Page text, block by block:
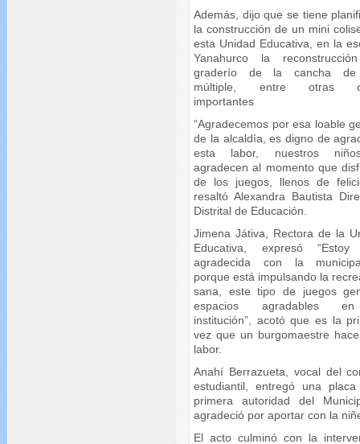
Además, dijo que se tiene
la construcción de un mini
esta Unidad Educativa, en la
Yanahurco la
graderío de la cancha
múltiple, entre otras
importantes
“Agradecemos por esa loable
de la alcaldía, es digno de
esta labor, nuestros
agradecen al momento que
de los juegos, llenos de
resaltó Alexandra Bautista
Distrital de Educación.
Jimena Játiva, Rectora de la
Educativa, expresó “Estoy
agradecida con la
porque está impulsando la
sana, este tipo de juegos
espacios agradables
institución”, acotó que es la
vez que un burgomaestre
labor.
Anahí Berrazueta, vocal del
estudiantil, entregó una
primera autoridad del
agradeció por aportar con la
El acto culminó con la